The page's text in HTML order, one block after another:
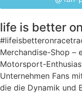
life is better
Merchandise-Shop –
Motorsport-
Unternehmen Fans
die die Dynamik und